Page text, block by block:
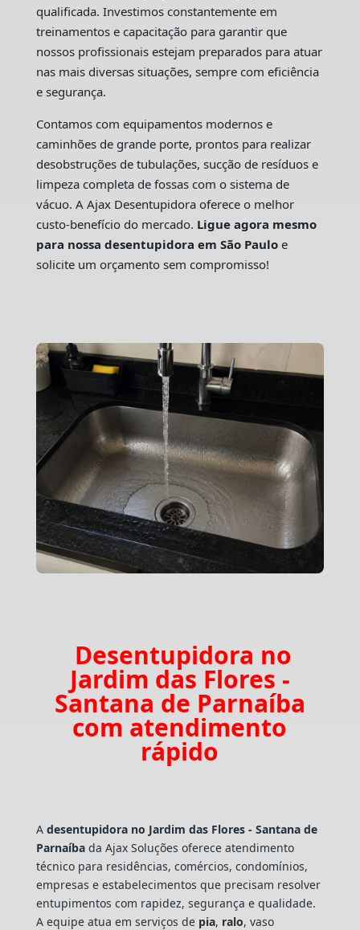
qualificada. Investimos constantemente em
treinamentos e capacitação para garantir que
nossos profissionais estejam preparados para atuar
nas mais diversas situações, sempre com eficiência
e segurança.
Contamos com equipamentos modernos e
caminhões de grande porte, prontos para realizar
desobstruções de tubulações, sucção de resíduos e
limpeza completa de fossas com o sistema de
vácuo. A Ajax Desentupidora oferece o melhor
custo-benefício do mercado. Ligue agora mesmo
para nossa desentupidora em São Pauloe
solicite um orçamento sem compromisso!
Desentupidora no
Jardim das Flores -
Santana de Parnaíba
com atendimento
rápido
A desentupidora no Jardim das Flores - Santana de
Parnaíbada Ajax Soluções oferece atendimento
técnico para residências, comércios, condomínios,
empresas e estabelecimentos que precisam resolver
entupimentos com rapidez, segurança e qualidade.
A equipe atua em serviços de pia, ralo, vaso